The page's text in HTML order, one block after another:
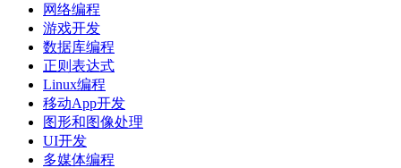
网络编程
游戏开发
数据库编程
正则表达式
Linux编程
移动App开发
图形和图像处理
UI开发
多媒体编程